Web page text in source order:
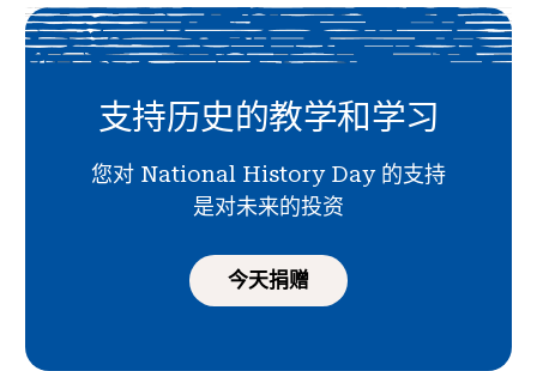
支持历史的教学和学习
您对 National History Day 的支持
是对未来的投资
今天捐赠